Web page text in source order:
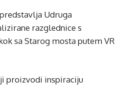
Udruga
razglednice s
sa Starog mosta putem VR
proizvodi inspiraciju